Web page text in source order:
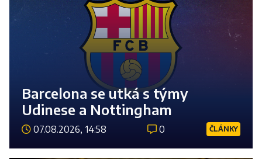
Barcelona se utká s týmy
Udinese a Nottingham
07.08.2026, 14:58 0 ČLÁNKY